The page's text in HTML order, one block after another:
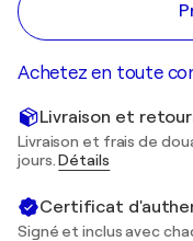
Achetez en toute
Livraison et
Livraison et frais de
jours.Détails
Certificat
Signé et inclus avec